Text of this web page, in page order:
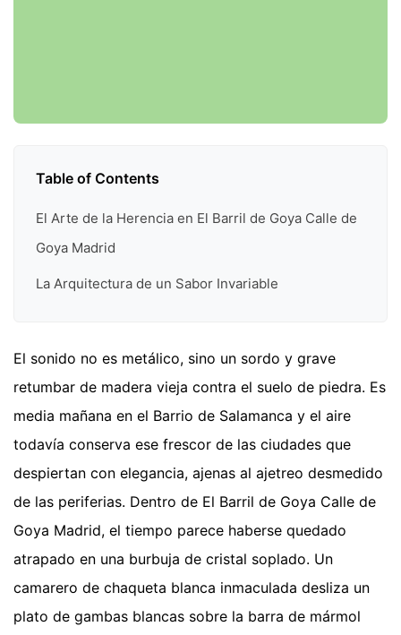
Table of Contents
El Arte de la Herencia en El Barril de Goya Calle de
Goya Madrid
La Arquitectura de un Sabor Invariable
El sonido no es metálico, sino un sordo y grave
retumbar de madera vieja contra el suelo de piedra. Es
media mañana en el Barrio de Salamanca y el aire
todavía conserva ese frescor de las ciudades que
despiertan con elegancia, ajenas al ajetreo desmedido
de las periferias. Dentro de El Barril de Goya Calle de
Goya Madrid, el tiempo parece haberse quedado
atrapado en una burbuja de cristal soplado. Un
camarero de chaqueta blanca inmaculada desliza un
plato de gambas blancas sobre la barra de mármol